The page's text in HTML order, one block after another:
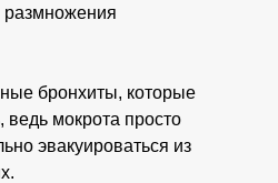
размножения
бронхиты, которые
ведь мокрота просто
эвакуироваться из